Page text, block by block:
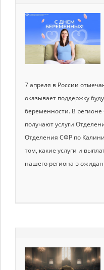
7 апреля в России
оказывает поддержку
беременности. В
получают услуги
Отделения СФР по
том, какие услуги и
нашего региона в